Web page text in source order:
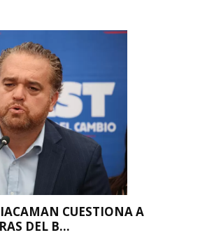
CUESTIONA A
DEL B...